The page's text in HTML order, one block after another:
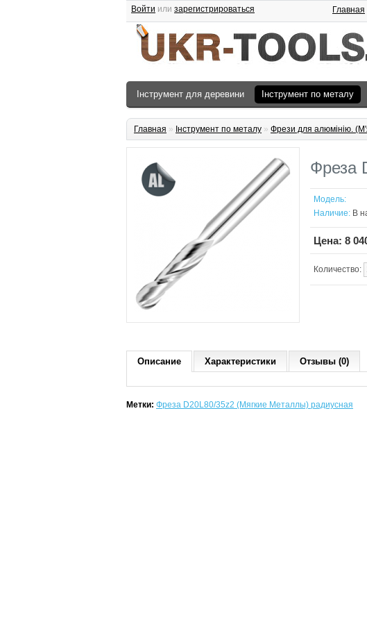
Войти или зарегистрироваться Главная
Інструмент для деревини Інструмент по металу
Главная » Інструмент по металу » Фрези для алюмінію.
Фреза
Модель:
Наличие: В
Цена: 8
Количество:
Описание Характеристики Отзывы (0)
Метки: Фреза D20L80/35z2 (Мягкие Металлы) радиусная